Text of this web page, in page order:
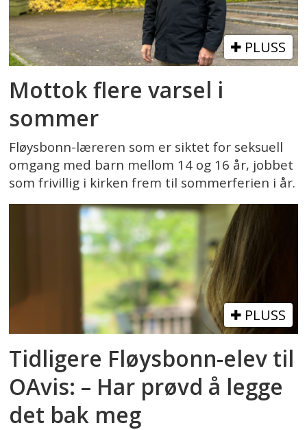
PLUSS
Mottok flere varsel i
sommer
Fløysbonn-læreren som er siktet for seksuell
omgang med barn mellom 14 og 16 år, jobbet
som frivillig i kirken frem til sommerferien i år.
PLUSS
Tidligere Fløysbonn-elev til
OAvis: – Har prøvd å legge
det bak meg